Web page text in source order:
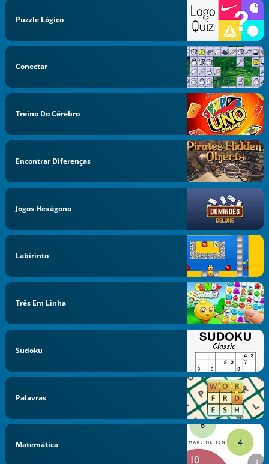
Puzzle Lógico
Conectar
Treino Do Cérebro
Encontrar Diferenças
Jogos Hexágono
Labirinto
Três Em Linha
Sudoku
Palavras
Matemática